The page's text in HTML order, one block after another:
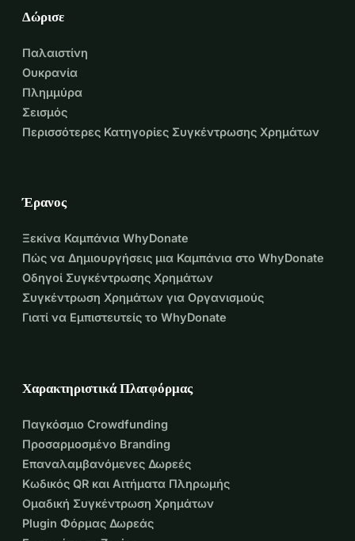
Δώρισε
Παλαιστίνη
Ουκρανία
Πλημμύρα
Σεισμός
Περισσότερες Κατηγορίες Συγκέντρωσης Χρημάτων
Έρανος
Ξεκίνα Καμπάνια WhyDonate
Πώς να Δημιουργήσεις μια Καμπάνια στο WhyDonate
Οδηγοί Συγκέντρωσης Χρημάτων
Συγκέντρωση Χρημάτων για Οργανισμούς
Γιατί να Εμπιστευτείς το WhyDonate
Χαρακτηριστικά Πλατφόρμας
Παγκόσμιο Crowdfunding
Προσαρμοσμένο Branding
Επαναλαμβανόμενες Δωρεές
Κωδικός QR και Αιτήματα Πληρωμής
Ομαδική Συγκέντρωση Χρημάτων
Plugin Φόρμας Δωρεάς